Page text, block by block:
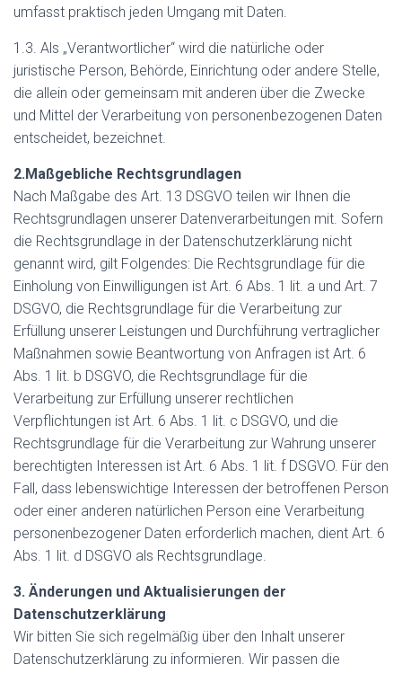
umfasst praktisch jeden Umgang mit Daten.
1.3. Als „Verantwortlicher“ wird die natürliche oder
juristische Person, Behörde, Einrichtung oder andere Stelle,
die allein oder gemeinsam mit anderen über die Zwecke
und Mittel der Verarbeitung von personenbezogenen Daten
entscheidet, bezeichnet.
2.Maßgebliche Rechtsgrundlagen
Nach Maßgabe des Art. 13 DSGVO teilen wir Ihnen die
Rechtsgrundlagen unserer Datenverarbeitungen mit. Sofern
die Rechtsgrundlage in der Datenschutzerklärung nicht
genannt wird, gilt Folgendes: Die Rechtsgrundlage für die
Einholung von Einwilligungen ist Art. 6 Abs. 1 lit. a und Art. 7
DSGVO, die Rechtsgrundlage für die Verarbeitung zur
Erfüllung unserer Leistungen und Durchführung vertraglicher
Maßnahmen sowie Beantwortung von Anfragen ist Art. 6
Abs. 1 lit. b DSGVO, die Rechtsgrundlage für die
Verarbeitung zur Erfüllung unserer rechtlichen
Verpflichtungen ist Art. 6 Abs. 1 lit. c DSGVO, und die
Rechtsgrundlage für die Verarbeitung zur Wahrung unserer
berechtigten Interessen ist Art. 6 Abs. 1 lit. f DSGVO. Für den
Fall, dass lebenswichtige Interessen der betroffenen Person
oder einer anderen natürlichen Person eine Verarbeitung
personenbezogener Daten erforderlich machen, dient Art. 6
Abs. 1 lit. d DSGVO als Rechtsgrundlage.
3. Änderungen und Aktualisierungen der
Datenschutzerklärung
Wir bitten Sie sich regelmäßig über den Inhalt unserer
Datenschutzerklärung zu informieren. Wir passen die